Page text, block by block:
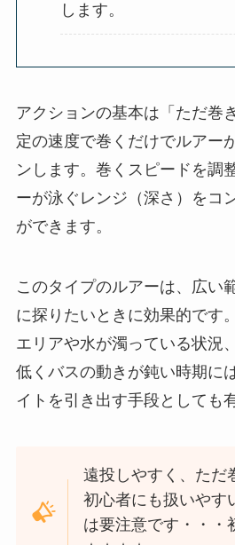
します。
アクションの基本は「ただ巻
定の速度で巻くだけでルアー
ンします。巻くスピードを調
ーが泳ぐレンジ（深さ）をコ
ができます。
このタイプのルアーは、広い
に探りたいときに効果的です
エリアや水が濁っている状況
低くバスの動きが鈍い時期に
イトを引き出す手段としても
遠投しやすく、ただ
初心者にも扱いやす
は要注意です・・・